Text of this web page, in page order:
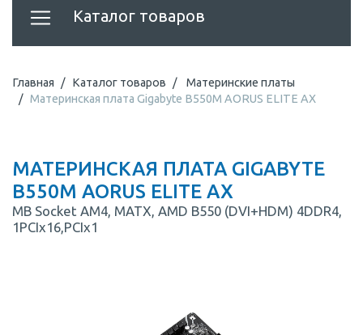
Каталог товаров
Главная Каталог товаров
Материнские платы
Материнская плата Gigabyte B550M AORUS ELITE AX
МАТЕРИНСКАЯ ПЛАТА GIGABYTE
B550M AORUS ELITE AX
MB Socket AM4, MATX, AMD B550 (DVI+HDM) 4DDR4,
1PCIx16,PCIx1